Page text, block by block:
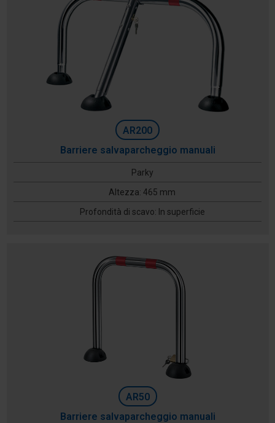
AR200
Barriere salvaparcheggio manuali
Parky
Altezza: 465 mm
Profondità di scavo: In superficie
AR50
Barriere salvaparcheggio manuali